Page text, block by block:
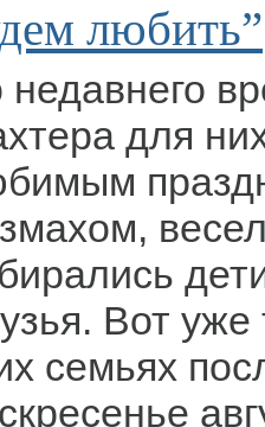
любить”
недавнего
для
Вот уже
семьях